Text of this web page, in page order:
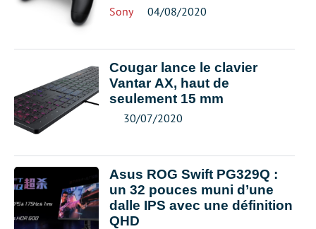
Sony 04/08/2020
Cougar lance le clavier
Vantar AX, haut de
seulement 15 mm
30/07/2020
Asus ROG Swift PG329Q :
un 32 pouces muni d’une
dalle IPS avec une définition
QHD